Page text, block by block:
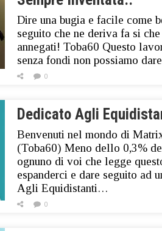
Dire una bugia e facile come
seguito che ne deriva fa si
annegati! Toba60 Questo
senza fondi non possiamo
0
Dedicato Agli
Benvenuti nel mondo di
(Toba60) Meno dello 0,3%
ognuno di voi che legge
espanderci e dare seguito ad
Agli Equidistanti…
0